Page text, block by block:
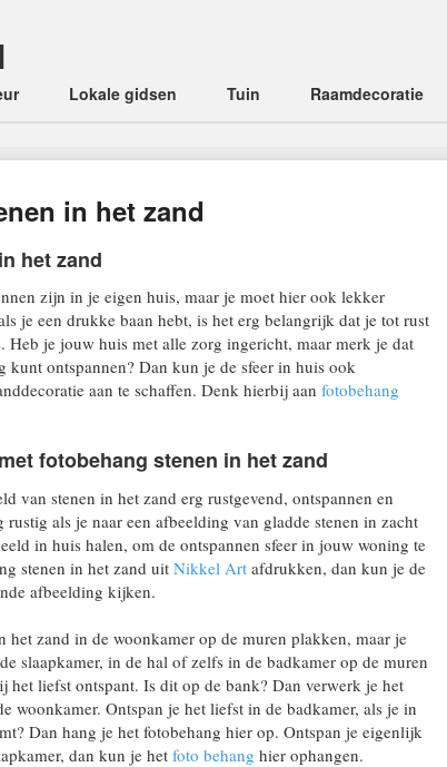
Lokale gidsen Tuin Raamdecoratie
in het zand
het zand
zijn in je eigen huis, maar je moet hier ook lekker
je een drukke baan hebt, is het erg belangrijk dat je tot rust
Heb je jouw huis met alle zorg ingericht, maar merk je dat
ontspannen? Dan kun je de sfeer in huis ook
aan te schaffen. Denk hierbij aan fotobehang
fotobehang stenen in het zand
van stenen in het zand erg rustgevend, ontspannen en
als je naar een afbeelding van gladde stenen in zacht
in huis halen, om de ontspannen sfeer in jouw woning te
stenen in het zand uit Nikkel Artafdrukken, dan kun je de
afbeelding kijken.
het zand in de woonkamer op de muren plakken, maar je
slaapkamer, in de hal of zelfs in de badkamer op de muren
het liefst ontspant. Is dit op de bank? Dan verwerk je het
woonkamer. Ontspan je het liefst in de badkamer, als je in
Dan hang je het fotobehang hier op. Ontspan je eigenlijk
dan kun je het foto behang hier ophangen.